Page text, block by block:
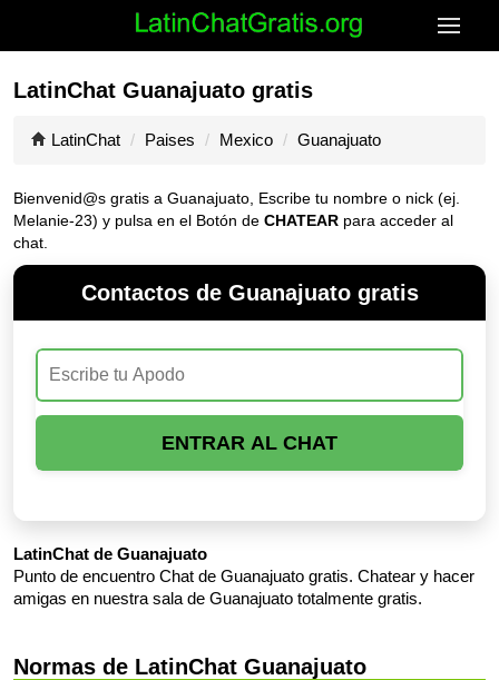
LatinChat Guanajuato gratis
LatinChat Paises Mexico Guanajuato
Bienvenid@s gratis a Guanajuato, Escribe tu nombre o nick (ej.
Melanie-23) y pulsa en el Botón de CHATEAR para acceder al
chat.
Contactos de Guanajuato gratis
ENTRAR AL CHAT
LatinChat de Guanajuato
Punto de encuentro Chat de Guanajuato gratis. Chatear y hacer
amigas en nuestra sala de Guanajuato totalmente gratis.
Normas de LatinChat Guanajuato